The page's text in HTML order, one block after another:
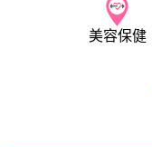
美容保健